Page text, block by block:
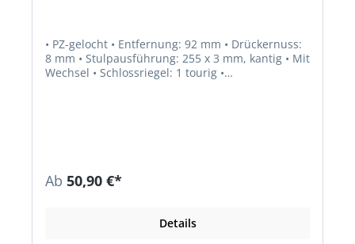
• PZ-gelocht • Entfernung: 92 mm • Drückernuss:
8 mm • Stulpausführung: 255 x 3 mm, kantig • Mit
Wechsel • Schlossriegel: 1 tourig •
Ab 50,90 €*
Details